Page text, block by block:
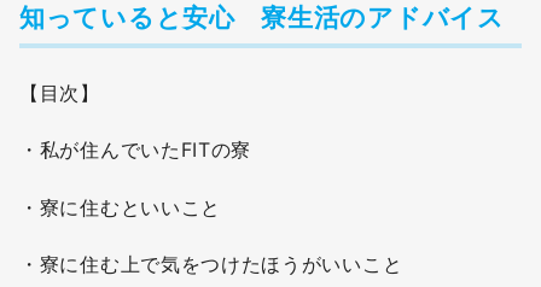
知っていると安心 寮生活のアドバイス
【目次】
・私が住んでいたFITの寮
・寮に住むといいこと
・寮に住む上で気をつけたほうがいいこと